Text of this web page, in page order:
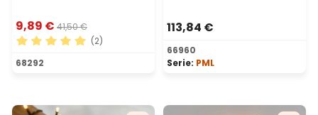
9,89 € 41,50 €
Calificación promedio de 5 de 5 estrellas
(2)
68292
113,84 €
66960
Serie: PML